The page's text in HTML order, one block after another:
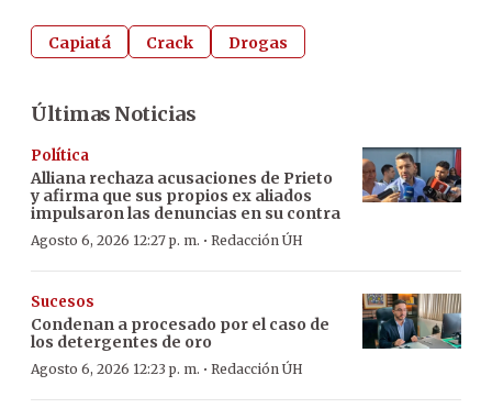
Capiatá Crack Drogas
Últimas Noticias
Política
Alliana rechaza acusaciones de Prieto
y afirma que sus propios ex aliados
impulsaron las denuncias en su contra
Agosto 6, 2026 12:27 p. m. · Redacción ÚH
Sucesos
Condenan a procesado por el caso de
los detergentes de oro
Agosto 6, 2026 12:23 p. m. · Redacción ÚH